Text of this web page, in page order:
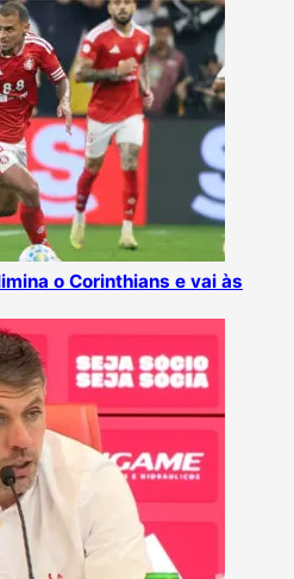
o Corinthians e vai às